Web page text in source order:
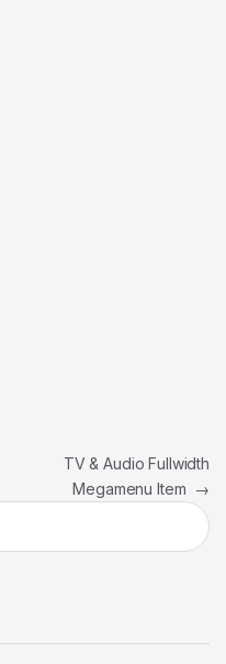
TV & Audio Fullwidth
Megamenu Item →